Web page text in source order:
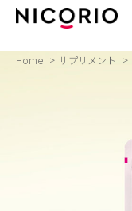
Home サプリメント